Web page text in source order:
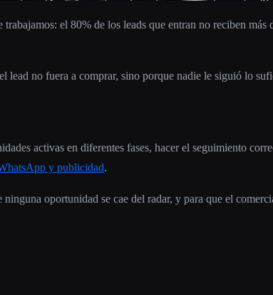
el 80% de los leads que entran no reciben
lead no fuera a comprar, sino porque nadie le siguió lo
activas en diferentes fases, hacer el seguimiento
y publicidad.
oportunidad se cae del radar, y para que el